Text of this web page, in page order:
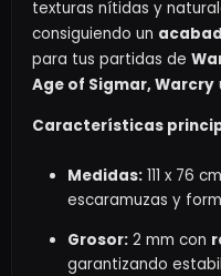
texturas nítidas y
consiguiendo un
para tus partidas de
Age of Sigmar, Warcry
Características
Medidas: 111 x 76
escaramuzas y
Grosor: 2 mm con
garantizando